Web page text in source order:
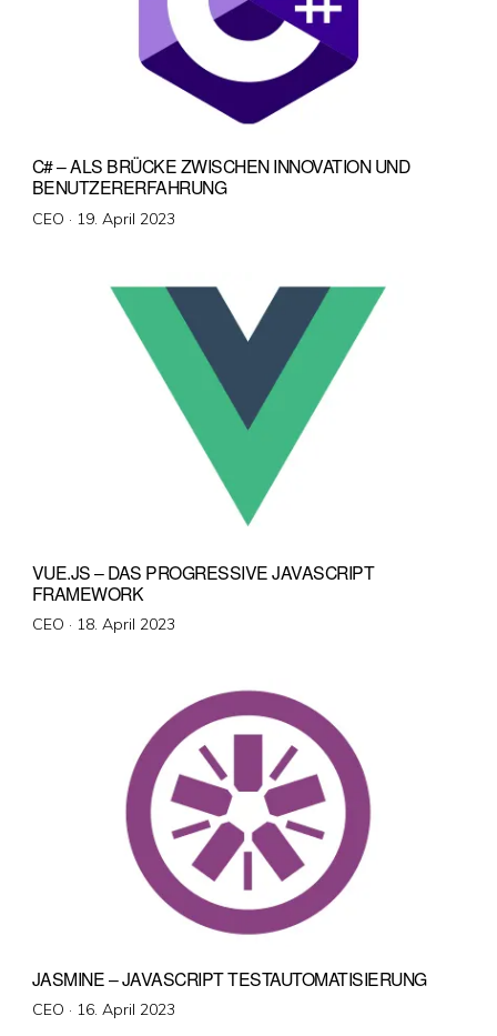
C# – ALS BRÜCKE ZWISCHEN INNOVATION UND
BENUTZERERFAHRUNG
CEO · Veröffentlicht
19. April 2023
VUE.JS – DAS PROGRESSIVE JAVASCRIPT
FRAMEWORK
CEO · Veröffentlicht
18. April 2023
JASMINE – JAVASCRIPT TESTAUTOMATISIERUNG
CEO · Veröffentlicht
16. April 2023